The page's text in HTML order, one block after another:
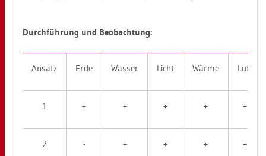
Durch­füh­rung und Be­ob­ach­tung:
An­satz Erde Was­ser Licht Wärme Luft
1 + + + + +
2 - + + + +